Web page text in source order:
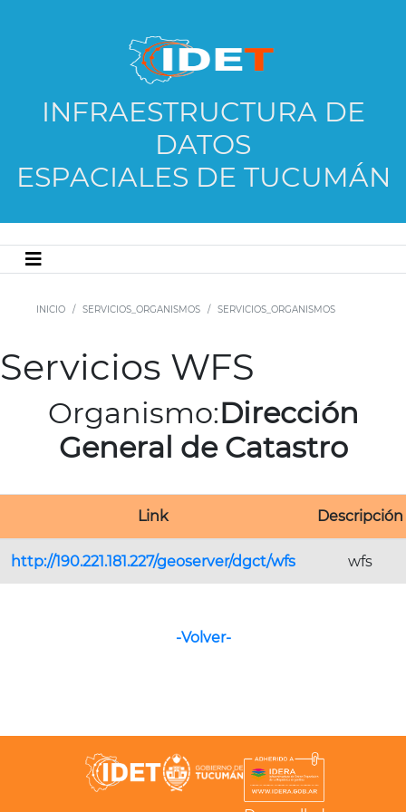
INFRAESTRUCTURA DE
DATOS
ESPACIALES DE TUCUMÁN
INICIO SERVICIOS_ORGANISMOS SERVICIOS_ORGANISMOS
Servicios WFS
Organismo:Dirección
General de Catastro
Link Descripción
http://190.221.181.227/geoserver/dgct/wfs wfs
-Volver-